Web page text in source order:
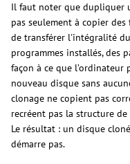
Il faut noter que dupliquer
pas seulement à copier
de transférer l'intégralité
programmes installés, des
façon à ce que
nouveau disque sans
clonage ne copient pas
recréent pas la structure de
Le résultat : un disque
démarre pas.